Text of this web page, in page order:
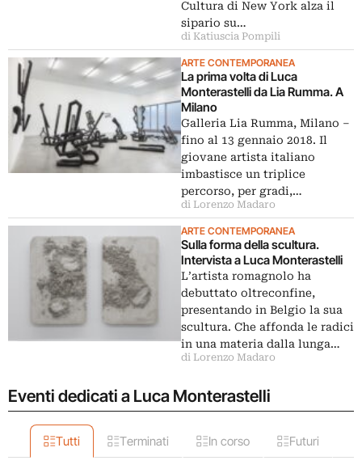
Cultura di New York alza il
sipario su…
di Katiuscia Pompili
ARTE CONTEMPORANEA
La prima volta di Luca
Monterastelli da Lia Rumma. A
Milano
Galleria Lia Rumma, Milano ‒
fino al 13 gennaio 2018. Il
giovane artista italiano
imbastisce un triplice
percorso, per gradi,…
di Lorenzo Madaro
ARTE CONTEMPORANEA
Sulla forma della scultura.
Intervista a Luca Monterastelli
L’artista romagnolo ha
debuttato oltreconfine,
presentando in Belgio la sua
scultura. Che affonda le radici
in una materia dalla lunga…
di Lorenzo Madaro
Eventi dedicati a Luca Monterastelli
Tutti Terminati In corso Futuri